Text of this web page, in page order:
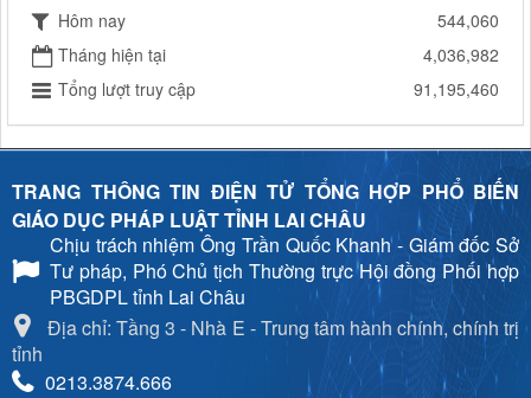
Hôm nay
544,060
Tháng hiện tại
4,036,982
Tổng lượt truy cập
91,195,460
TRANG THÔNG TIN ĐIỆN TỬ TỔNG HỢP PHỔ BIẾN
GIÁO DỤC PHÁP LUẬT TỈNH LAI CHÂU
Chịu trách nhiệmÔng Trần Quốc Khanh - Giám đốc Sở
Tư pháp, Phó Chủ tịch Thường trực Hội đồng Phối hợp
PBGDPL tỉnh Lai Châu
Địa chỉ: Tầng 3 - Nhà E - Trung tâm hành chính, chính trị
tỉnh
0213.3874.666